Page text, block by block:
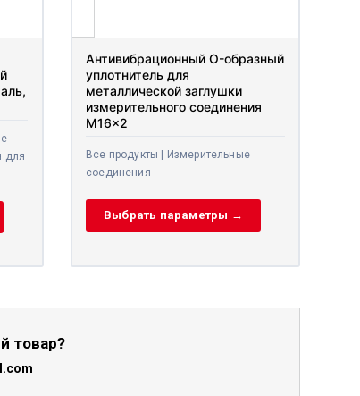
Антивибрационный O-
образный уплотнитель для
металлической заглушки
измерительного соединения
M16x2
Все продукты | Измерительные
соединения
Выбрать параметры →
товар?